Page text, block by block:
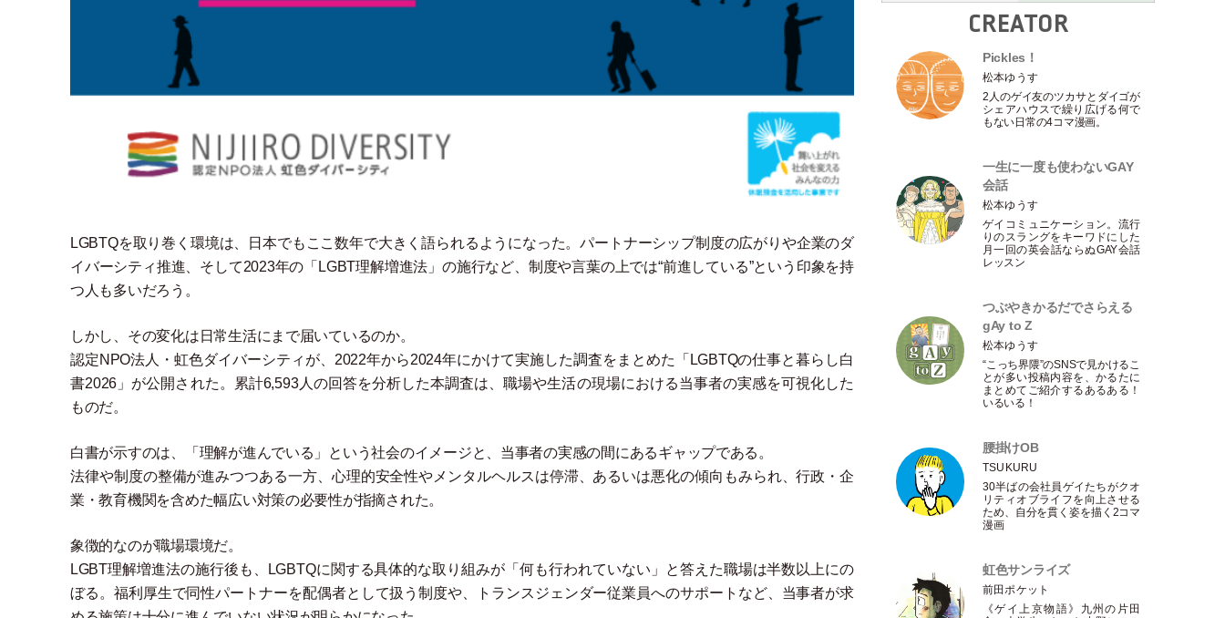
LGBTQを取り巻く環境は、日本でもここ数年で大きく語られるようになった。パートナーシップ制度の広がりや企業のダ
イバーシティ推進、そして2023年の 「 LGBT理解増進法 」 の施行など、制度や言葉の上では“前進している”という印象を持
つ人も多いだろう。
しかし、その変化は日常生活にまで届いているのか。
認定NPO法人
・虹色ダイバーシティが、2022年から2024年にかけて実施した調査をまとめた 「 LGBTQの仕事と暮らし白
書2026」 が公開された。累計6,593人の回答を分析した本調査は、職場や生活の現場における当事者の実感を可視化した
ものだ。
白書が示すのは、 「 理解が進んでいる 」
という社会のイメージと、当事者の実感の間にあるギャップである。
法律や制度の整備が進みつつある一方、心理的安全性やメンタルヘルスは停滞、あるいは悪化の傾向もみられ、行政 ・企
業 ・教育機関を含めた幅広い対策の必要性が指摘された。
象徴的なのが職場環境だ。
LGBT理解増進法の施行後も、LGBTQに関する具体的な取り組みが 「何も行われていない 」
と答えた職場は半数以上にの
ぼる。福利厚生で同性パートナーを配偶者として扱う制度や、トランスジェンダー従業員へのサポートなど、当事者が求
CREATOR
Pickles！
松本ゆうす
2人のゲイ友のツカサとダイゴが
シェアハウスで繰り広げる何で
もない日常の4コマ漫画。
一生に一度も使わないGAY
会話
松本ゆうす
ゲイコミュニケーション。流行
りのスラングをキーワドにした
月一回の英会話ならぬGAY会話
レッスン
つぶやきかるだでさらえる
gAy to Z
松本ゆうす
“こっち界隈”のSNSで見かけるこ
とが多い投稿内容を、かるたに
まとめてご紹介するあるある！
いるいる！
腰掛けOB
TSUKURU
30半ばの会社員ゲイたちがクオ
リティオブライフを向上させる
ため、自分を貫く姿を描く2コマ
漫画
虹色サンライズ
前田ポケット
《ゲイ上京物語》九州の片田